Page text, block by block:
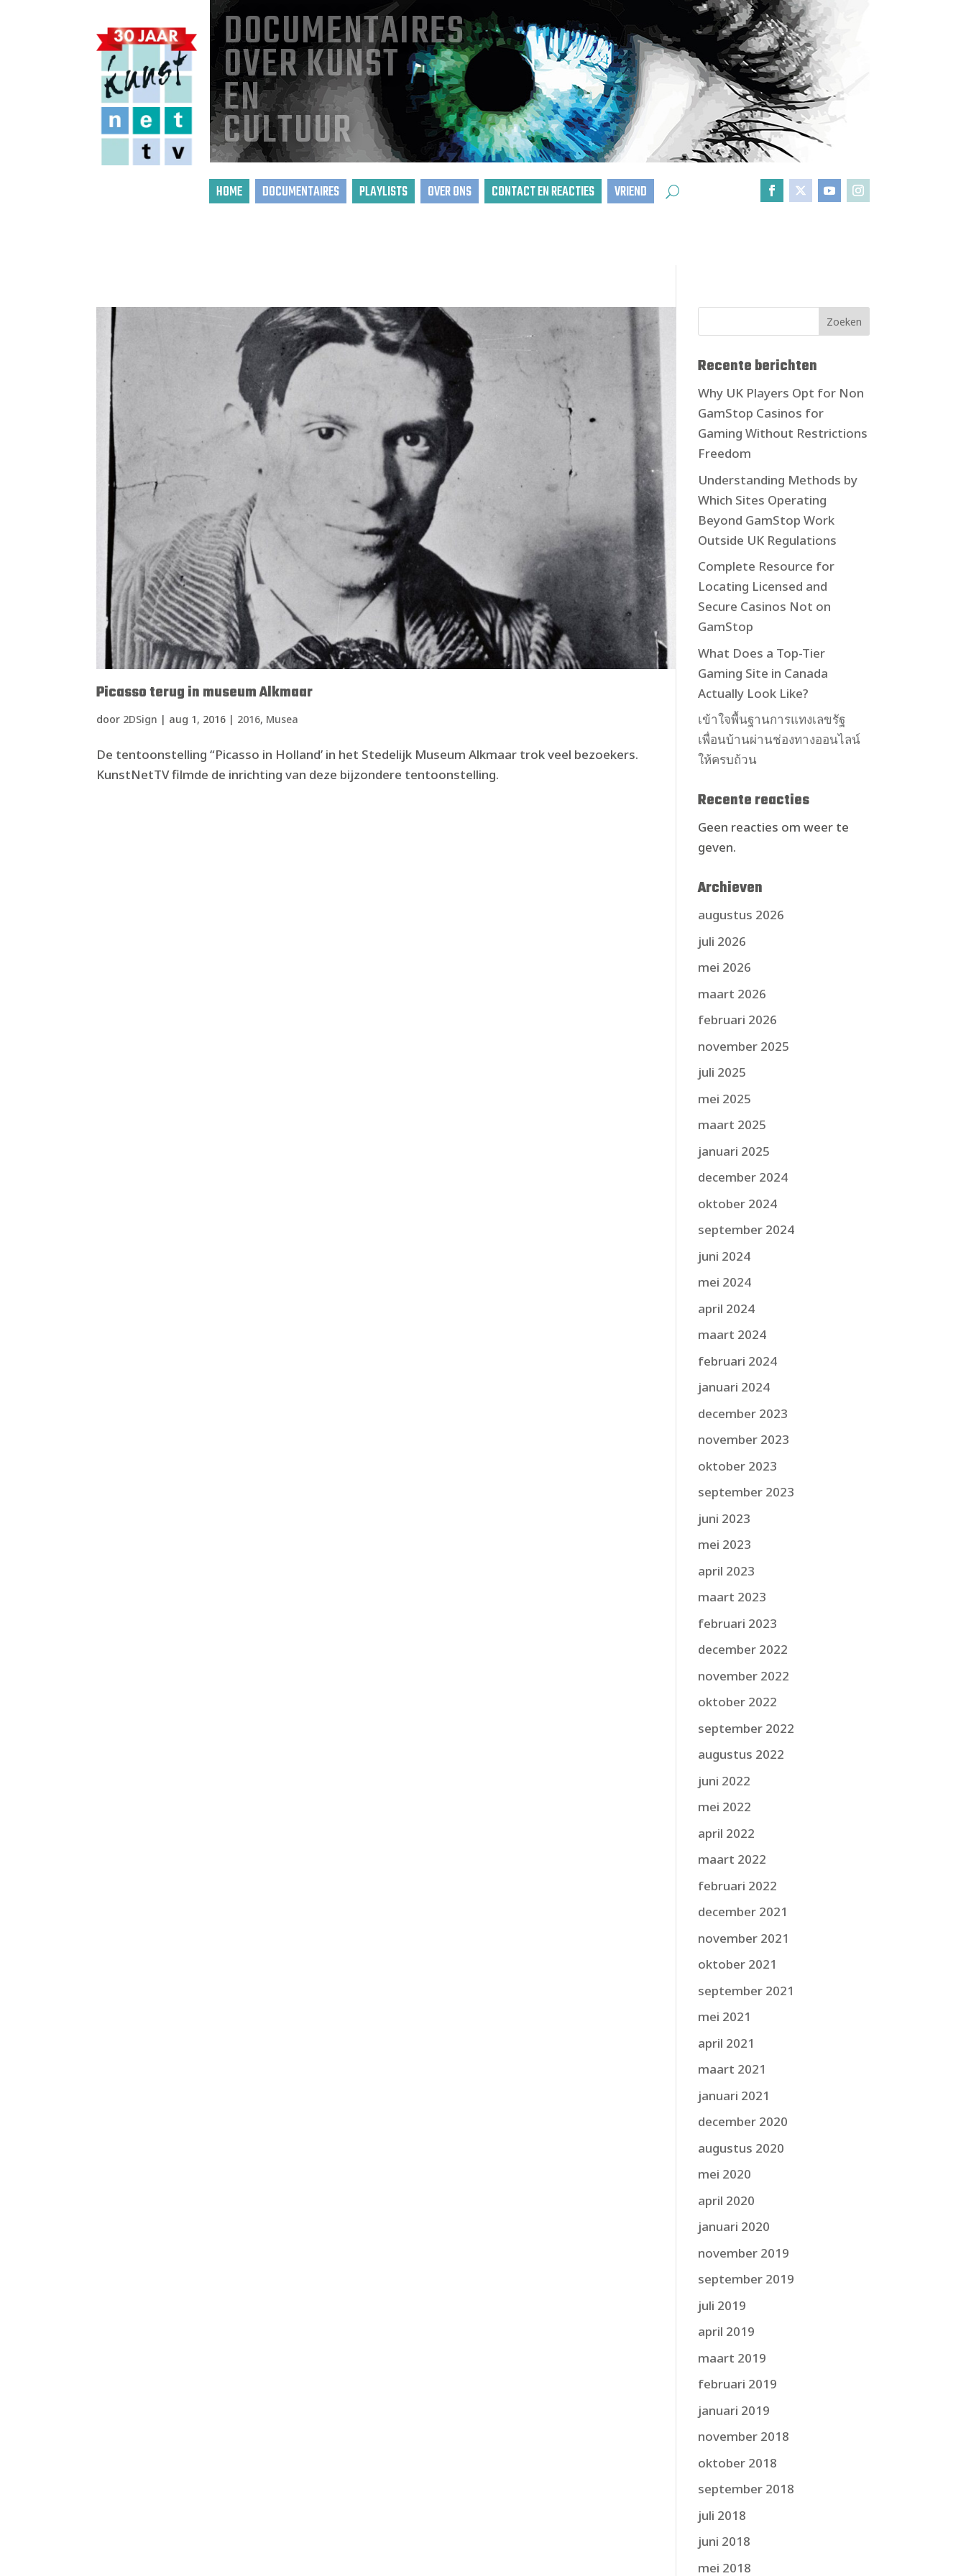
DOCUMENTAIRES
OVER KUNST
EN
CULTUUR
HOME DOCUMENTAIRES PLAYLISTS OVER ONS CONTACT EN REACTIES VRIEND
Picasso terug in museum Alkmaar
door 2DSign | aug 1, 2016 | 2016, Musea
De tentoonstelling “Picasso in Holland’ in het Stedelijk Museum Alkmaar trok veel bezoekers.
KunstNetTV filmde de inrichting van deze bijzondere tentoonstelling.
Zoeken
Recente berichten
Why UK Players Opt for Non
GamStop Casinos for
Gaming Without Restrictions
Freedom
Understanding Methods by
Which Sites Operating
Beyond GamStop Work
Outside UK Regulations
Complete Resource for
Locating Licensed and
Secure Casinos Not on
GamStop
What Does a Top-Tier
Gaming Site in Canada
Actually Look Like?
เข้าใจพื้นฐานการแทงเลขรัฐ
เพื่อนบ้านผ่านช่องทางออนไลน์
ให้ครบถ้วน
Recente reacties
Geen reacties om weer te
geven.
Archieven
augustus 2026
juli 2026
mei 2026
maart 2026
februari 2026
november 2025
juli 2025
mei 2025
maart 2025
januari 2025
december 2024
oktober 2024
september 2024
juni 2024
mei 2024
april 2024
maart 2024
februari 2024
januari 2024
december 2023
november 2023
oktober 2023
september 2023
juni 2023
mei 2023
april 2023
maart 2023
februari 2023
december 2022
november 2022
oktober 2022
september 2022
augustus 2022
juni 2022
mei 2022
april 2022
maart 2022
februari 2022
december 2021
november 2021
oktober 2021
september 2021
mei 2021
april 2021
maart 2021
januari 2021
december 2020
augustus 2020
mei 2020
april 2020
januari 2020
november 2019
september 2019
juli 2019
april 2019
maart 2019
februari 2019
januari 2019
november 2018
oktober 2018
september 2018
juli 2018
juni 2018
mei 2018